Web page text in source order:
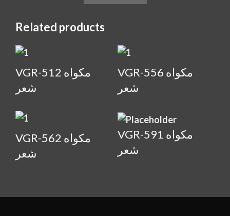
Related products
VGR-512 مكواه
شعر
VGR-556 مكواه
شعر
VGR-562 مكواه
شعر
VGR-591 مكواه
شعر